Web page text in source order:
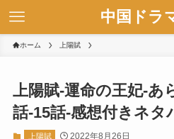
中国ドラ
ホーム 上陽賦
上陽賦-運命の王妃-あ
話-15話-感想付きネタ
上陽賦 2022年8月26日